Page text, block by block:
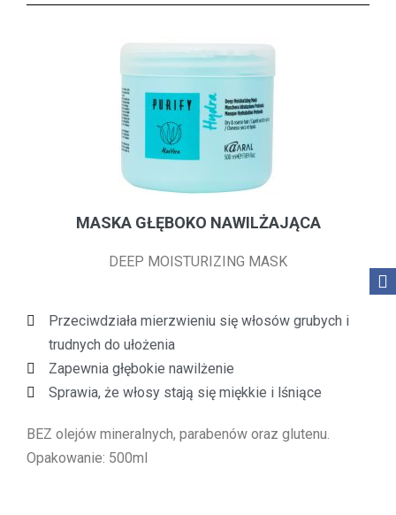
MASKA GŁĘBOKO NAWILŻAJĄCA
DEEP MOISTURIZING MASK
Przeciwdziała mierzwieniu się włosów grubych i
trudnych do ułożenia
Zapewnia głębokie nawilżenie
Sprawia, że włosy stają się miękkie i lśniące
BEZ olejów mineralnych, parabenów oraz glutenu.
Opakowanie: 500ml